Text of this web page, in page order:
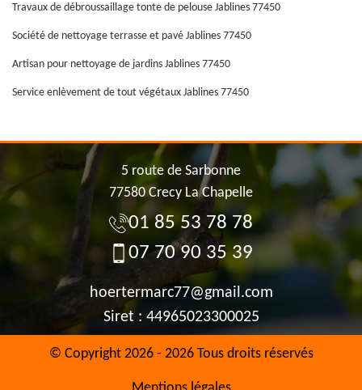
Travaux de débroussaillage tonte de pelouse Jablines 77450
Société de nettoyage terrasse et pavé Jablines 77450
Artisan pour nettoyage de jardins Jablines 77450
Service enlèvement de tout végétaux Jablines 77450
5 route de Sarbonne
77580 Crecy La Chapelle
01 85 53 78 78
07 70 90 35 39
hoertermarc77@gmail.com
Siret : 44965023300025
© Copyright 2026 - 2026 Tous droits réservés